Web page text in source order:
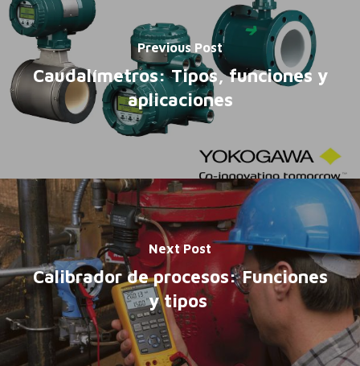
Previous Post
Caudalímetros: Tipos, funciones y
aplicaciones
Next Post
Calibrador de procesos: Funciones
y tipos